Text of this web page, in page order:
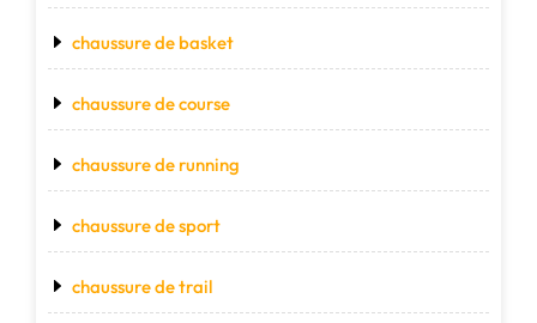
chaussure de basket
chaussure de course
chaussure de running
chaussure de sport
chaussure de trail